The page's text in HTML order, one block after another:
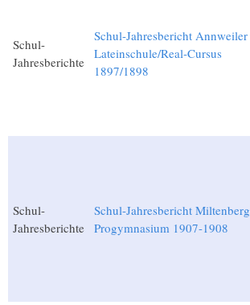
Schul-
Jahresberichte
Schul-Jahresbericht Annweiler
Lateinschule/Real-Cursus
1897/1898
Schul-
Jahresberichte
Schul-Jahresbericht Miltenberg
Progymnasium 1907-1908